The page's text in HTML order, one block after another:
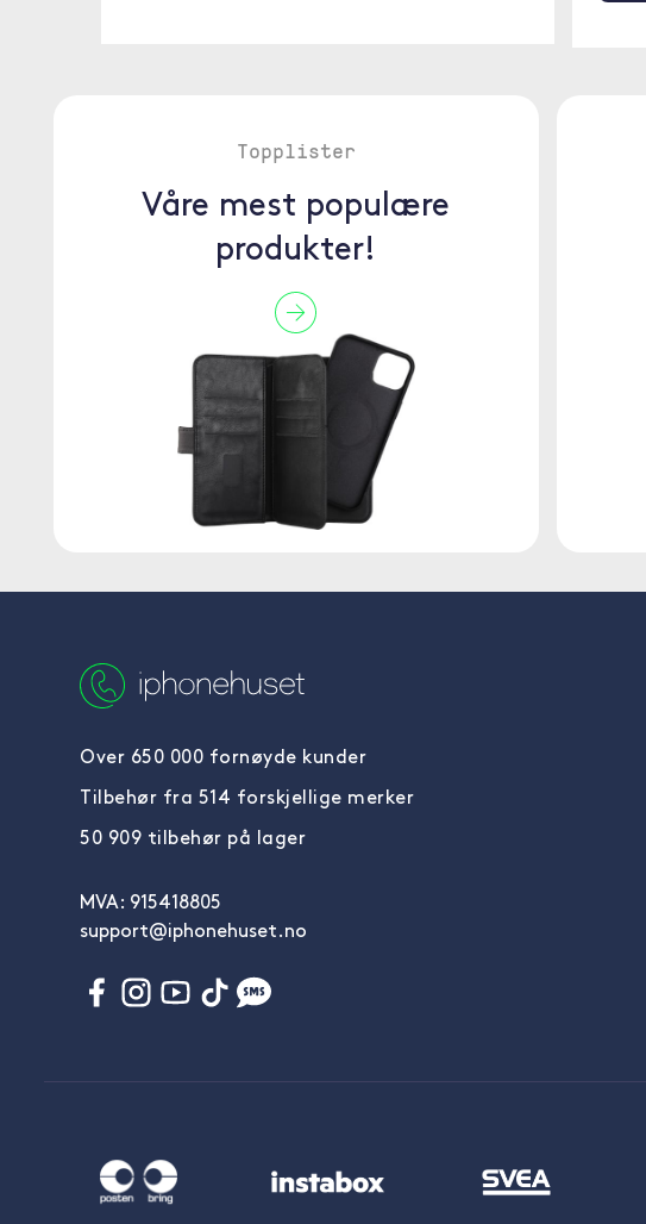
Topplister
Våre mest populære
produkter!
Over 650 000 fornøyde kunder
Tilbehør fra 514 forskjellige merker
50 909 tilbehør på lager
MVA: 915418805
support@iphonehuset.no